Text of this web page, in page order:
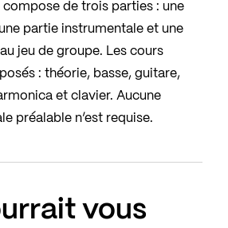
compose de trois parties : une
partie instrumentale et une
jeu de groupe. Les cours
: théorie, basse, guitare,
et clavier. Aucune
préalable n’est requise.
vous